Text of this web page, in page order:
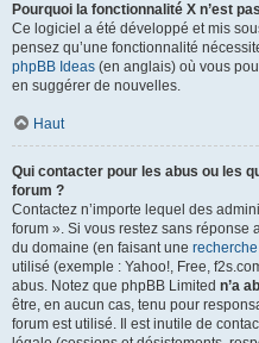
Pourquoi la fonctionnalité X n’est
Ce logiciel a été développé et mis
pensez qu’une fonctionnalité
phpBB Ideas (en anglais) où vous
en suggérer de nouvelles.
Haut
Qui contacter pour les abus ou les
forum ?
Contactez n’importe lequel des
forum ». Si vous restez sans réponse
du domaine (en faisant une
utilisé (exemple : Yahoo!, Free,
abus. Notez que phpBB Limited n’a
être, en aucun cas, tenu pour
forum est utilisé. Il est inutile de